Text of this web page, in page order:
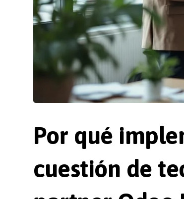
Por qué
cuestión de